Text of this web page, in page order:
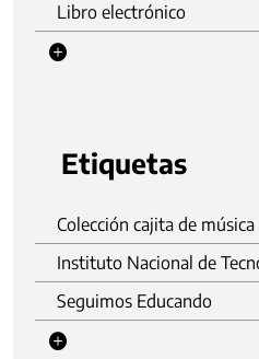
Libro electrónico
Etiquetas
Colección cajita de música
Seguimos Educando